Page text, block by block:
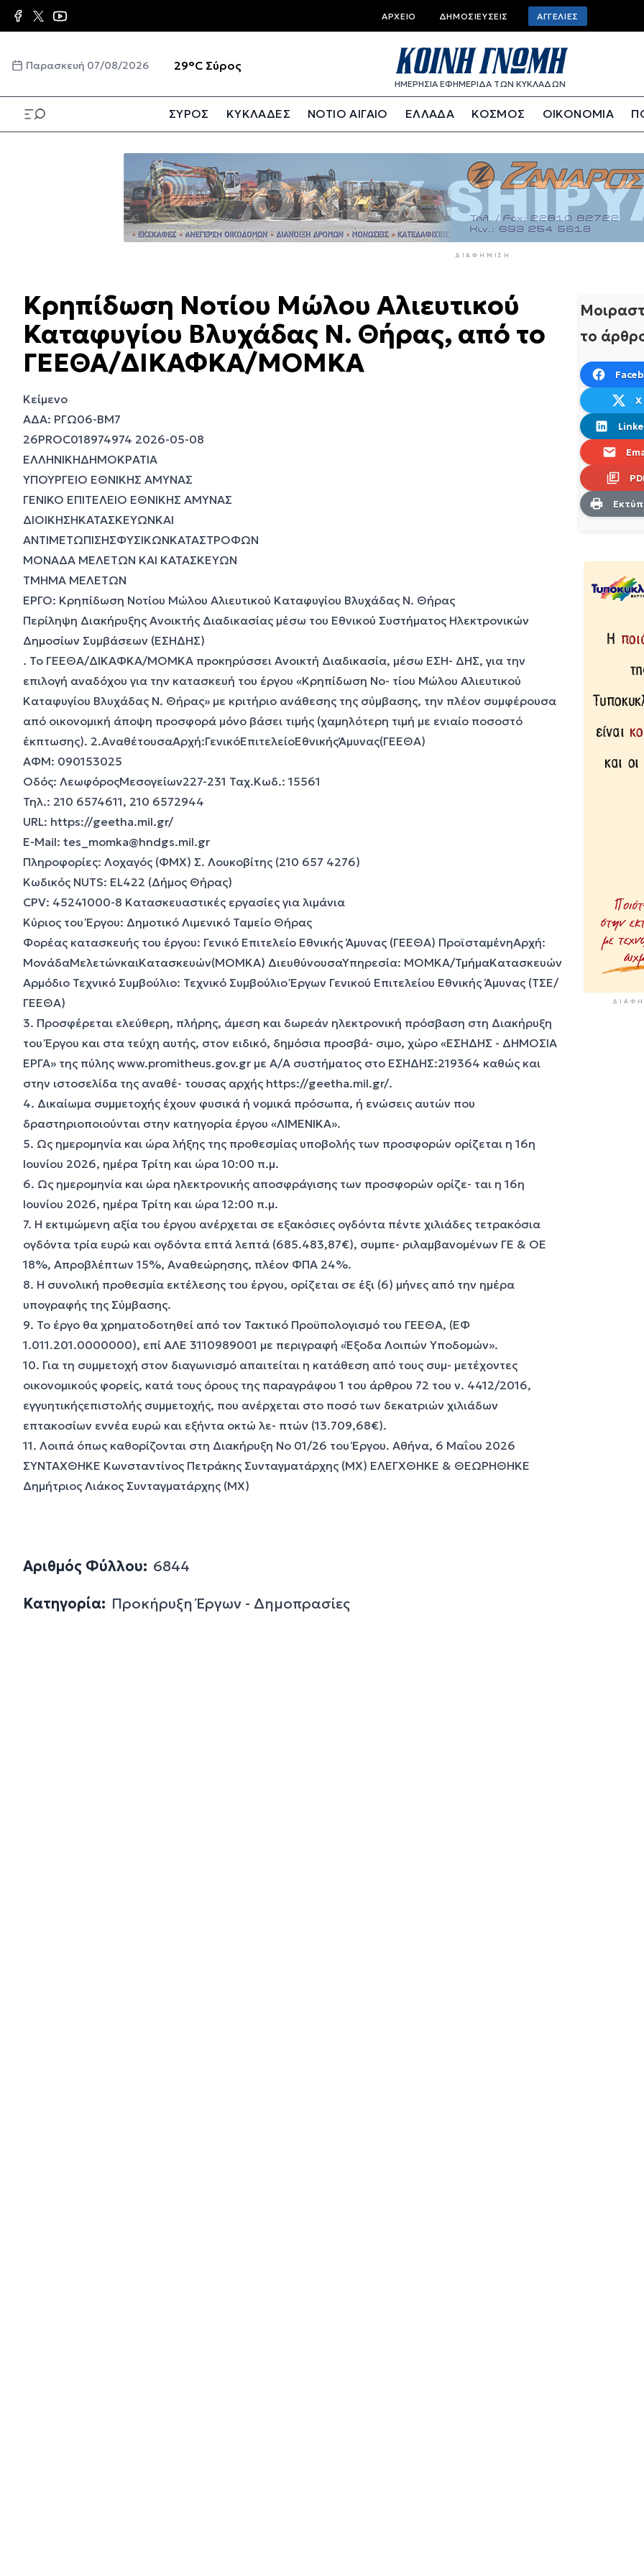
Παράκαμψη
προς
κυρίως
Top
bar
menu
ΑΡΧΕΊΟ ΔΗΜΟΣΙΕΎΣΕΙΣ ΑΓΓΕΛΊΕΣ
Παρασκευή 07/08/2026 29°C Σύρος
ΗΜΕΡΗΣΙΑ ΕΦΗΜΕΡΙΔΑ ΤΩΝ ΚΥΚΛΑΔΩΝ
ΣΥΡΟΣ ΚΥΚΛΑΔΕΣ ΝΟΤΙΟ ΑΙΓΑΙΟ ΕΛΛΑΔΑ ΚΟΣΜΟΣ ΟΙΚΟΝΟΜΙΑ
ΔΙΑΦΉΜΙΣΗ
Κρηπίδωση Νοτίου Μώλου Αλιευτικού
Καταφυγίου Βλυχάδας Ν. Θήρας, από το
ΓΕΕΘΑ/ΔΙΚΑΦΚΑ/ΜΟΜΚΑ
Κείμενο
ΑΔΑ: ΡΓΩ06-ΒΜ7
26PROC018974974 2026-05-08
ΕΛΛΗΝΙΚΗΔΗΜOΚΡΑΤΙΑ
ΥΠΟΥΡΓΕΙΟ ΕΘΝΙΚΗΣ ΑΜΥΝΑΣ
ΓΕΝΙΚΟ ΕΠΙΤΕΛΕΙΟ ΕΘΝΙΚΗΣ ΑΜΥΝΑΣ
ΔΙΟΙΚΗΣΗΚΑΤΑΣΚΕΥΩΝΚΑΙ
ΑΝΤΙΜΕΤΩΠΙΣΗΣΦΥΣΙΚΩΝΚΑΤΑΣΤΡΟΦΩΝ
ΜΟΝΑΔΑ ΜΕΛΕΤΩΝ ΚΑΙ ΚΑΤΑΣΚΕΥΩΝ
ΤΜΗΜΑ ΜΕΛΕΤΩΝ
ΕΡΓΟ: Κρηπίδωση Νοτίου Μώλου Αλιευτικού Καταφυγίου Βλυχάδας Ν. Θήρας
Περίληψη Διακήρυξης Ανοικτής Διαδικασίας μέσω του Εθνικού Συστήματος Ηλεκτρονικών
Δημοσίων Συμβάσεων (ΕΣΗΔΗΣ)
. Το ΓΕΕΘΑ/ΔΙΚΑΦΚΑ/ΜΟΜΚΑ προκηρύσσει Ανοικτή Διαδικασία, μέσω ΕΣΗ- ΔΗΣ, για την
επιλογή αναδόχου για την κατασκευή του έργου «Κρηπίδωση Νο- τίου Μώλου Αλιευτικού
Καταφυγίου Βλυχάδας Ν. Θήρας» με κριτήριο ανάθεσης της σύμβασης, την πλέον συμφέρουσα
από οικονομική άποψη προσφορά μόνο βάσει τιμής (χαμηλότερη τιμή με ενιαίο ποσοστό
έκπτωσης). 2.ΑναθέτουσαΑρχή:ΓενικόΕπιτελείοΕθνικήςΆμυνας(ΓΕΕΘΑ)
ΑΦΜ: 090153025
Οδός: ΛεωφόροςΜεσογείων227-231 Ταχ.Κωδ.: 15561
Τηλ.: 210 6574611, 210 6572944
URL: https://geetha.mil.gr/
E-Mail: tes_momka@hndgs.mil.gr
Πληροφορίες: Λοχαγός (ΦΜΧ) Σ. Λουκοβίτης (210 657 4276)
Κωδικός ΝUTS: EL422 (Δήμος Θήρας)
CPV: 45241000-8 Κατασκευαστικές εργασίες για λιμάνια
Κύριος του Έργου: Δημοτικό Λιμενικό Ταμείο Θήρας
Φορέας κατασκευής του έργου: Γενικό Επιτελείο Εθνικής Άμυνας (ΓΕΕΘΑ) ΠροϊσταμένηΑρχή:
ΜονάδαΜελετώνκαιΚατασκευών(ΜΟΜΚΑ) ΔιευθύνουσαΥπηρεσία: ΜΟΜΚΑ/ΤμήμαΚατασκευών
Αρμόδιο Τεχνικό Συμβούλιο: Τεχνικό Συμβούλιο Έργων Γενικού Επιτελείου Εθνικής Άμυνας (ΤΣΕ/
ΓΕΕΘΑ)
3. Προσφέρεται ελεύθερη, πλήρης, άμεση και δωρεάν ηλεκτρονική πρόσβαση στη Διακήρυξη
του Έργου και στα τεύχη αυτής, στον ειδικό, δημόσια προσβά- σιμο, χώρο «ΕΣΗΔΗΣ - ΔΗΜΟΣΙΑ
ΕΡΓΑ» της πύλης www.promitheus.gov.gr με Α/Α συστήματος στο ΕΣΗΔΗΣ:219364 καθώς και
στην ιστοσελίδα της αναθέ- τουσας αρχής https://geetha.mil.gr/.
4. Δικαίωμα συμμετοχής έχουν φυσικά ή νομικά πρόσωπα, ή ενώσεις αυτών που
δραστηριοποιούνται στην κατηγορία έργου «ΛΙΜΕΝΙΚΑ».
5. Ως ημερομηνία και ώρα λήξης της προθεσμίας υποβολής των προσφορών ορίζεται η 16η
Ιουνίου 2026, ημέρα Τρίτη και ώρα 10:00 π.μ.
6. Ως ημερομηνία και ώρα ηλεκτρονικής αποσφράγισης των προσφορών ορίζε- ται η 16η
Ιουνίου 2026, ημέρα Τρίτη και ώρα 12:00 π.μ.
7. Η εκτιμώμενη αξία του έργου ανέρχεται σε εξακόσιες ογδόντα πέντε χιλιάδες τετρακόσια
ογδόντα τρία ευρώ και ογδόντα επτά λεπτά (685.483,87€), συμπε- ριλαμβανομένων ΓΕ & ΟΕ
18%, Απροβλέπτων 15%, Αναθεώρησης, πλέον ΦΠΑ 24%.
8. Η συνολική προθεσμία εκτέλεσης του έργου, ορίζεται σε έξι (6) μήνες από την ημέρα
υπογραφής της Σύμβασης.
9. Το έργο θα χρηματοδοτηθεί από τον Τακτικό Προϋπολογισμό του ΓΕΕΘΑ, (ΕΦ
1.011.201.0000000), επί ΑΛΕ 3110989001 με περιγραφή «Έξοδα Λοιπών Υποδομών».
10. Για τη συμμετοχή στον διαγωνισμό απαιτείται η κατάθεση από τους συμ- μετέχοντες
οικονομικούς φορείς, κατά τους όρους της παραγράφου 1 του άρθρου 72 του ν. 4412/2016,
εγγυητικήςεπιστολής συμμετοχής, που ανέρχεται στο ποσό των δεκατριών χιλιάδων
επτακοσίων εννέα ευρώ και εξήντα οκτώ λε- πτών (13.709,68€).
11. Λοιπά όπως καθορίζονται στη Διακήρυξη Νο 01/26 του Έργου. Αθήνα, 6 Μαΐου 2026
ΣΥΝΤΑΧΘΗΚΕ Κωνσταντίνος Πετράκης Συνταγματάρχης (ΜΧ) ΕΛΕΓΧΘΗΚΕ & ΘΕΩΡΗΘΗΚΕ
Δημήτριος Λιάκος Συνταγματάρχης (ΜΧ)
Αριθμός Φύλλου: 6844
Κατηγορία: Προκήρυξη Έργων - Δημοπρασίες
το
X